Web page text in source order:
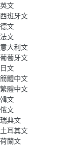
英文
西班牙文
德文
法文
意大利文
葡萄牙文
日文
簡體中文
繁體中文
韓文
俄文
瑞典文
土耳其文
荷蘭文